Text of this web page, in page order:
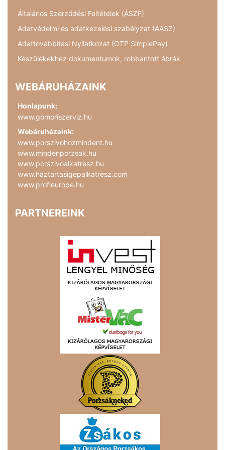
Általános Szerződési Feltételek (ÁSZF)
Adatvédelmi és adatkezelési szabályzat (AASZ)
Adattovábbítási Nyilatkozat (OTP SimplePay)
Készülékekhez dokumentumok, robbantott ábrák
WEBÁRUHÁZAINK
Honlapunk:
www.gomoriszerviz.hu
Webáruházaink:
www.porszivohozmindent.hu
www.mindenporzsak.hu
www.porszivoalkatresz.hu
www.haztartasigepalkatresz.com
www.profieurope.hu
PARTNEREINK